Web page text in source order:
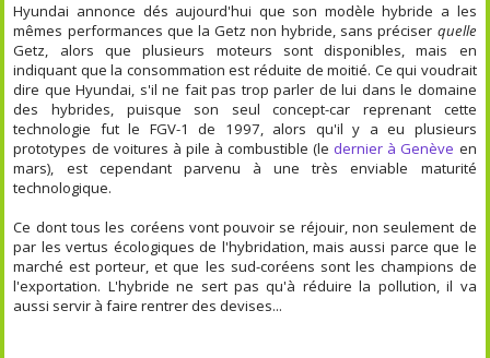
Hyundai annonce dés aujourd'hui que son modèle hybride a les
mêmes performances que la Getz non hybride, sans préciser quelle
Getz, alors que plusieurs moteurs sont disponibles, mais en
indiquant que la consommation est réduite de moitié. Ce qui voudrait
dire que Hyundai, s'il ne fait pas trop parler de lui dans le domaine
des hybrides, puisque son seul concept-car reprenant cette
technologie fut le FGV-1 de 1997, alors qu'il y a eu plusieurs
prototypes de voitures à pile à combustible (le dernier à Genève en
mars), est cependant parvenu à une très enviable maturité
technologique.
Ce dont tous les coréens vont pouvoir se réjouir, non seulement de
par les vertus écologiques de l'hybridation, mais aussi parce que le
marché est porteur, et que les sud-coréens sont les champions de
l'exportation. L'hybride ne sert pas qu'à réduire la pollution, il va
aussi servir à faire rentrer des devises...